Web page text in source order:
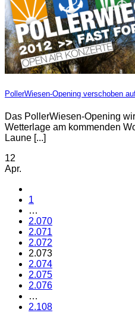
PollerWiesen-Opening verschoben
Das PollerWiesen-Opening
Wetterlage am kommenden
Laune [...]
12
Apr.
1
…
2.070
2.071
2.072
2.073
2.074
2.075
2.076
…
2.108